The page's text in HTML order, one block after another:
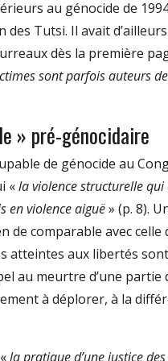
au génocide de
des Tutsi. Il avait
dès la première
sont parfois auteurs
» pré-génocidaire
de génocide au
«la violence structurelle qui
en violence aiguë» (p. 8).
de comparable avec celle
atteintes aux libertés
au meurtre d’une partie
à déplorer, à la
la pratique d’une justice